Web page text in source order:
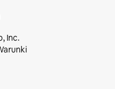
Inc.